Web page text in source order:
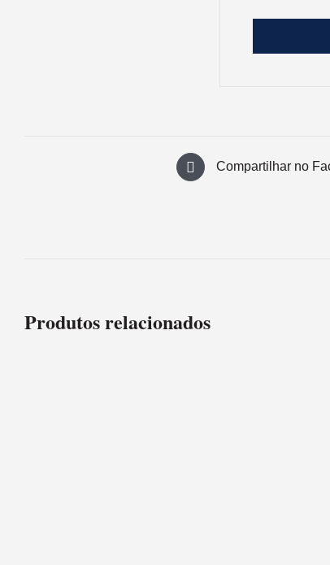
Compartilhar no
Produtos relacionados